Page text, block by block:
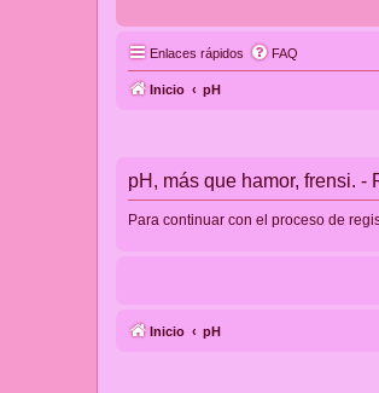
Enlaces rápidos FAQ
Inicio pH
pH, más que hamor, frensi. -
Para continuar con el proceso de
Inicio pH